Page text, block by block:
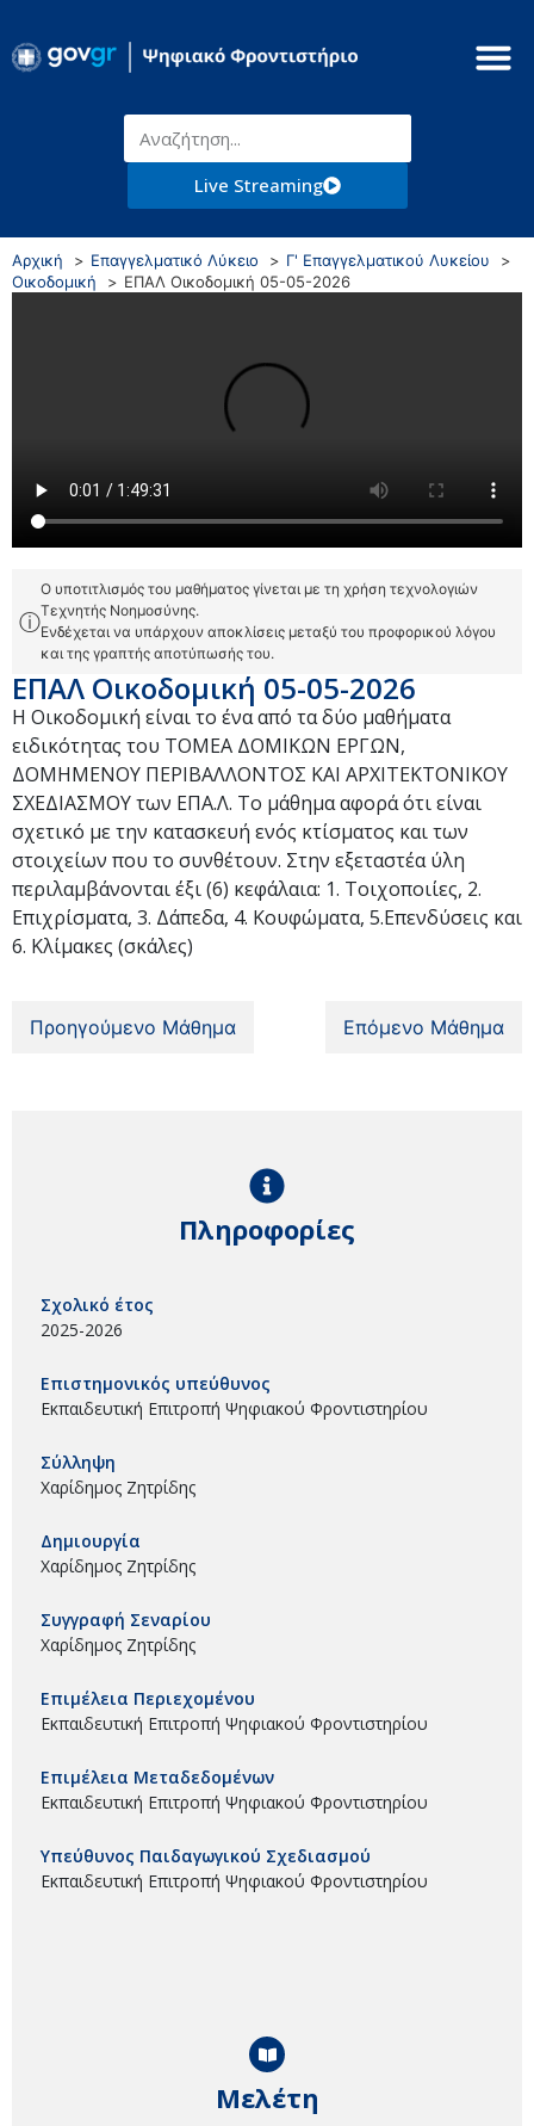
Live Streaming
Αρχική Επαγγελματικό Λύκειο
Γ' Επαγγελματικού Λυκείου
Οικοδομική
ΕΠΑΛ Οικοδομική 05-05-2026
ⓘ
Ο υποτιτλισμός του μαθήματος γίνεται με τη χρήση τεχνολογιών
Τεχνητής Νοημοσύνης.
Ενδέχεται να υπάρχουν αποκλίσεις μεταξύ του προφορικού λόγου
και της γραπτής αποτύπωσής του.
ΕΠΑΛ Οικοδομική 05-05-2026
Η Οικοδομική είναι το ένα από τα δύο μαθήματα
ειδικότητας του ΤΟΜΕΑ ΔΟΜΙΚΩΝ ΕΡΓΩΝ,
ΔΟΜΗΜΕΝΟΥ ΠΕΡΙΒΑΛΛΟΝΤΟΣ ΚΑΙ ΑΡΧΙΤΕΚΤΟΝΙΚΟΥ
ΣΧΕΔΙΑΣΜΟΥ των ΕΠΑ.Λ. Το μάθημα αφορά ότι είναι
σχετικό με την κατασκευή ενός κτίσματος και των
στοιχείων που το συνθέτουν. Στην εξεταστέα ύλη
περιλαμβάνονται έξι (6) κεφάλαια: 1. Τοιχοποιίες, 2.
Επιχρίσματα, 3. Δάπεδα, 4. Κουφώματα, 5.Επενδύσεις και
6. Κλίμακες (σκάλες)
Προηγούμενο Μάθημα Επόμενο Μάθημα
Μελέτη
Πληροφορίες
Σχολικό έτος
2025-2026
Επιστημονικός υπεύθυνος
Εκπαιδευτική Επιτροπή Ψηφιακού Φροντιστηρίου
Σύλληψη
Χαρίδημος Ζητρίδης
Δημιουργία
Χαρίδημος Ζητρίδης
Συγγραφή Σεναρίου
Χαρίδημος Ζητρίδης
Επιμέλεια Περιεχομένου
Εκπαιδευτική Επιτροπή Ψηφιακού Φροντιστηρίου
Επιμέλεια Μεταδεδομένων
Εκπαιδευτική Επιτροπή Ψηφιακού Φροντιστηρίου
Υπεύθυνος Παιδαγωγικού Σχεδιασμού
Εκπαιδευτική Επιτροπή Ψηφιακού Φροντιστηρίου